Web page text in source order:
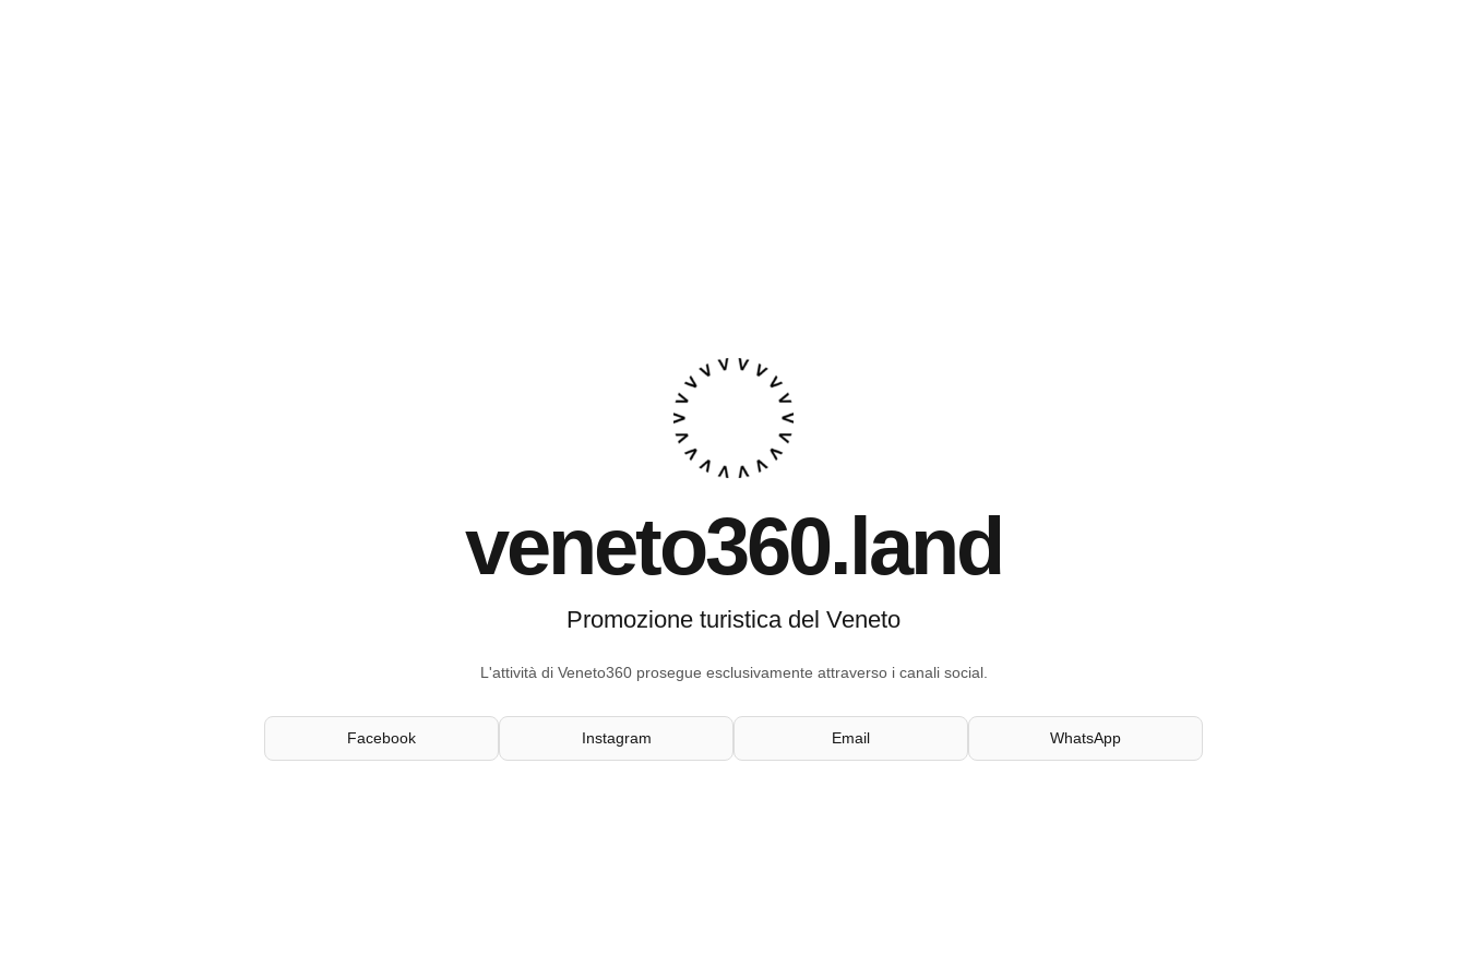
veneto360.land
Promozione turistica del Veneto
L'attività di Veneto360 prosegue esclusivamente attraverso i canali social.
Facebook Instagram Email WhatsApp